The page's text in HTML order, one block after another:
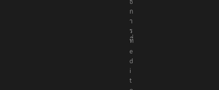
ก
า
ร
ที่
e
d
i
t